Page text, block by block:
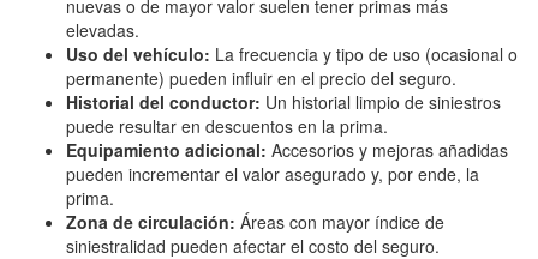
nuevas o de mayor valor suelen tener primas más
elevadas.
Uso del vehículo: La frecuencia y tipo de uso (ocasional o
permanente) pueden influir en el precio del seguro.
Historial del conductor: Un historial limpio de siniestros
puede resultar en descuentos en la prima.
Equipamiento adicional: Accesorios y mejoras añadidas
pueden incrementar el valor asegurado y, por ende, la
prima.
Zona de circulación: Áreas con mayor índice de
siniestralidad pueden afectar el costo del seguro.